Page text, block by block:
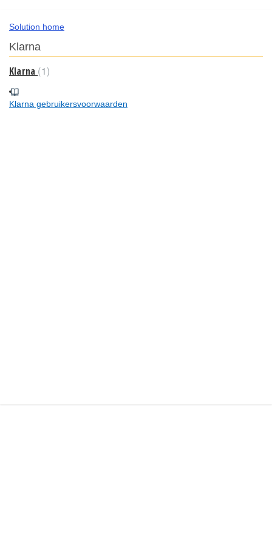
Solution home
Klarna
Klarna 1
Klarna gebruikersvoorwaarden